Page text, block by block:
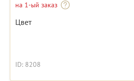
на 1-ый заказ
Цвет
ID: 8208